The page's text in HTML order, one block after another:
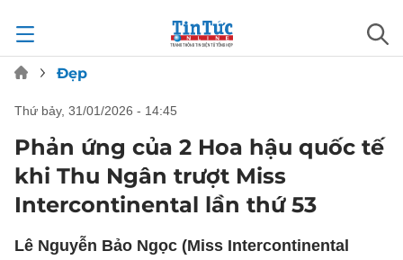
Đẹp
thứ bảy, 31/01/2026 - 14:45
Phản ứng của 2 Hoa hậu quốc tế
khi Thu Ngân trượt Miss
Intercontinental lần thứ 53
Lê Nguyễn Bảo Ngọc (Miss Intercontinental